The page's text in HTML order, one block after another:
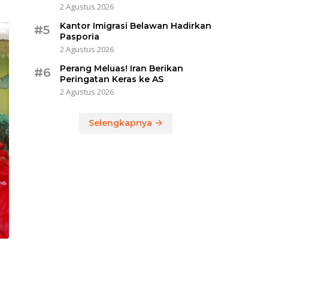
2 Agustus 2026
#5
Kantor Imigrasi Belawan Hadirkan
Pasporia
2 Agustus 2026
#6
Perang Meluas! Iran Berikan
Peringatan Keras ke AS
2 Agustus 2026
Selengkapnya